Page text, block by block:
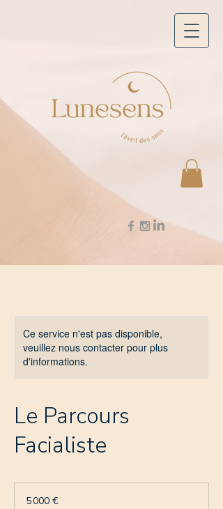
Ce service n'est pas disponible,
veuillez nous contacter pour plus
d'informations.
Le Parcours
Facialiste
5 000 €